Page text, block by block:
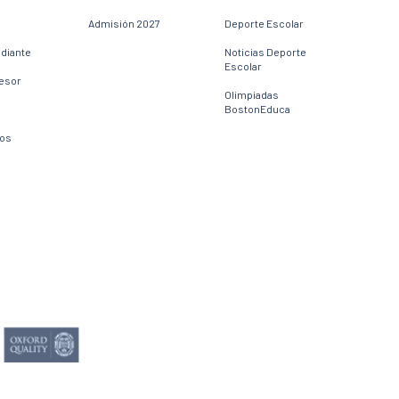
Admisión 2027 Deporte Escolar
Noticias Deporte
Escolar
Olimpiadas
BostonEduca